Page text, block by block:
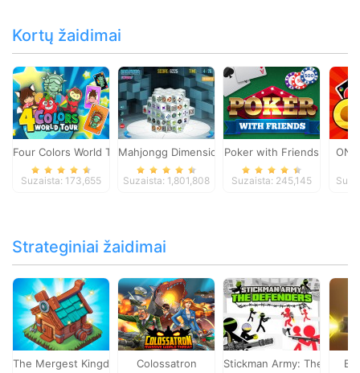
Kortų žaidimai
Four Colors World Tour
Suzaista: 173,655
Mahjongg Dimensions
Suzaista: 1,801,808
Poker with Friends
Suzaista: 245,145
Strateginiai žaidimai
The Mergest Kingdom Colossatron Stickman Army: The